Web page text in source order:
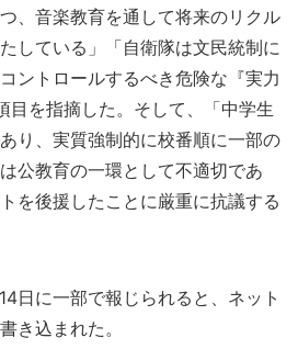
、音楽教育を通して将来のリクル
している」「自衛隊は文民統制に
ントロールするべき危険な『実力
目を指摘した。そして、「中学生
り、実質強制的に校番順に一部の
公教育の一環として不適切であ
を後援したことに厳重に抗議する
日に一部で報じられると、ネット
き込まれた。